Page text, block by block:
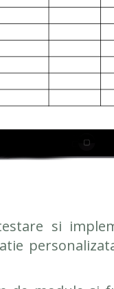
si